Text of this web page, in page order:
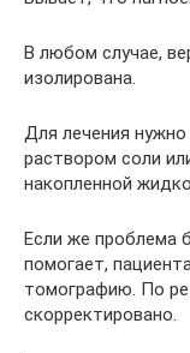
В любом случае,
изолирована.
Для лечения
раствором соли
накопленной
Если же проблема
помогает,
томографию. По
скорректировано.